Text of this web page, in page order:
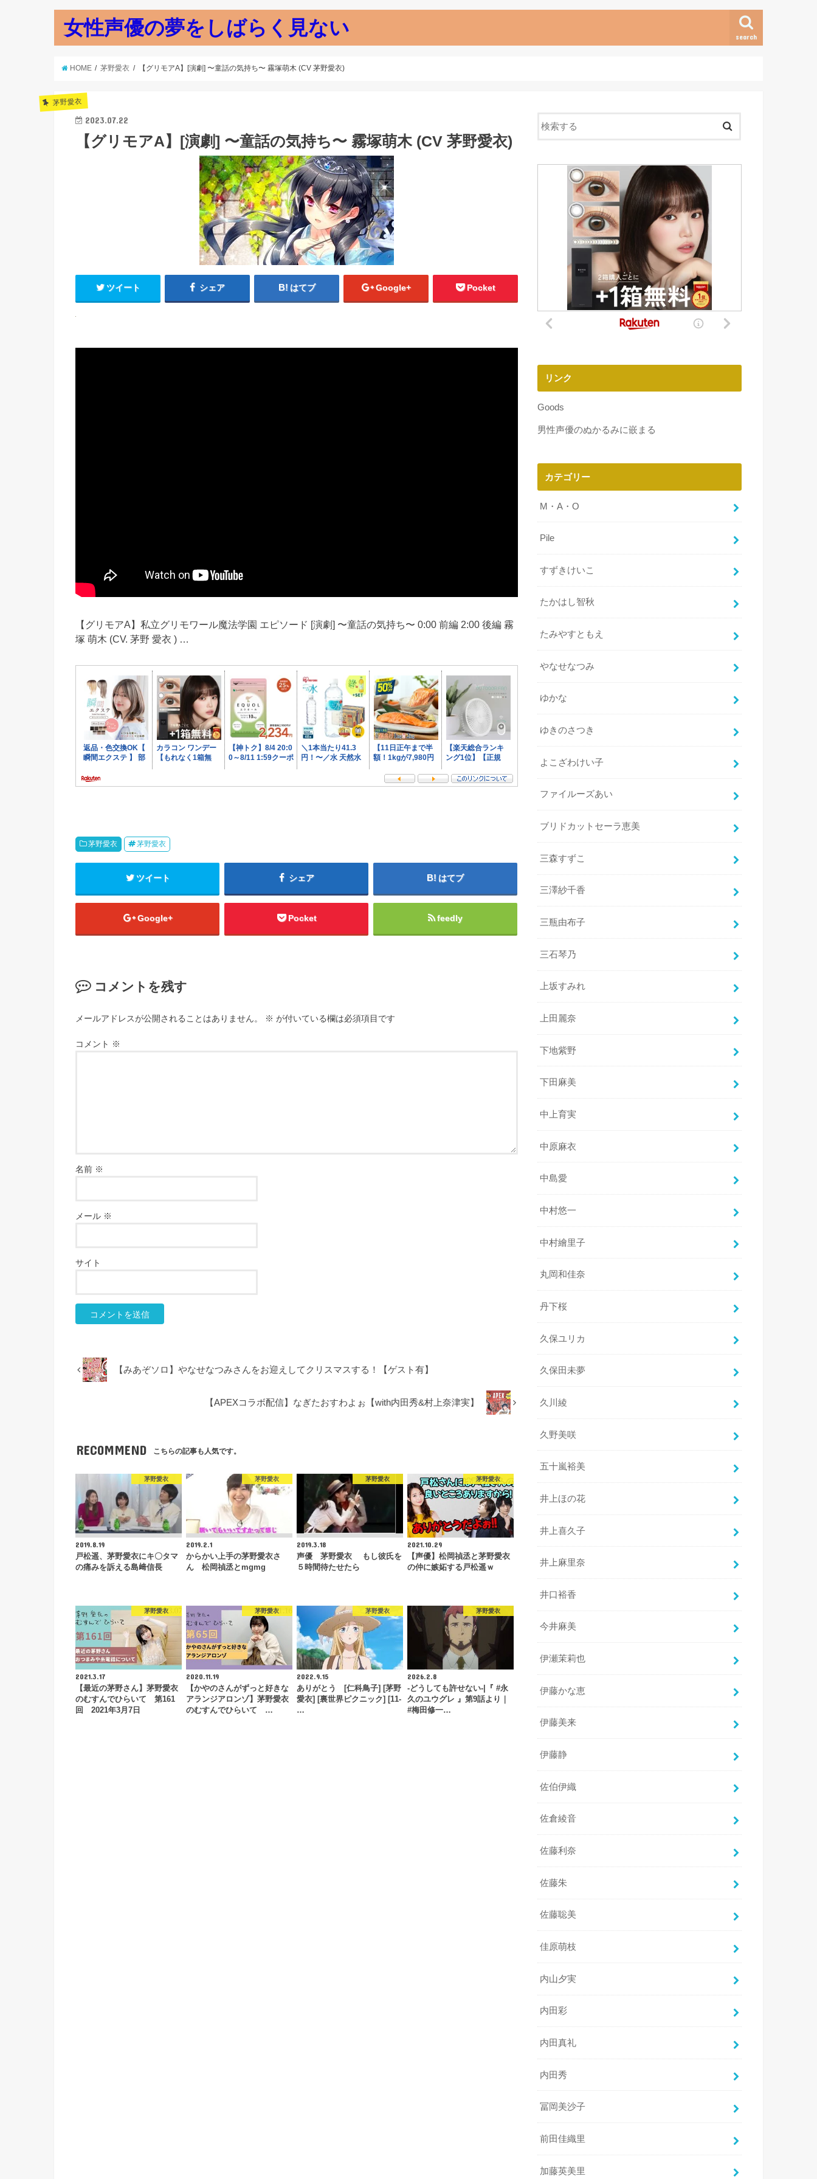
女性声優の夢をしばらく見ない search
HOME 茅野愛衣 【グリモアA】[演劇] 〜童話の気持ち〜 霧塚萌木 (CV 茅野愛衣)
茅野愛衣
2023.07.22
【グリモアA】[演劇] 〜童話の気持ち〜 霧塚萌木 (CV 茅野愛衣)
ツイート シェア はてブ Google+ Pocket
【グリモアA】私立グリモワール魔法学園 エピソード [演劇] 〜童話の気持ち〜 0:00 前編 2:00 後編 霧
塚 萌木 (CV. 茅野 愛衣 ) …
茅野愛衣 茅野愛衣
ツイート シェア はてブ
Google+ Pocket feedly
コメントを残す
メールアドレスが公開されることはありません。 ※ が付いている欄は必須項目です
コメント ※
名前 ※
メール ※
サイト
【みあぞソロ】やなせなつみさんをお迎えしてクリスマスする！【ゲスト有】
【APEXコラボ配信】なぎたおすわよぉ【with内田秀&村上奈津実】
RECOMMEND こちらの記事も人気です。
茅野愛衣
2019.8.19
戸松遥、茅野愛衣にキ〇タマ
の痛みを訴える島﨑信長
茅野愛衣
2019.2.1
からかい上手の茅野愛衣さ
ん 松岡禎丞とmgmg
茅野愛衣
2019.3.18
声優 茅野愛衣 もし彼氏を
５時間待たせたら
茅野愛衣
2021.10.29
【声優】松岡禎丞と茅野愛衣
の仲に嫉妬する戸松遥ｗ
茅野愛衣
2021.3.17
【最近の茅野さん】茅野愛衣
のむすんでひらいて 第161
回 2021年3月7日
茅野愛衣
2020.11.19
【かやのさんがずっと好きな
アランジアロンゾ】茅野愛衣
のむすんでひらいて …
茅野愛衣
2022.9.15
ありがとう [仁科鳥子] [茅野
愛衣] [裏世界ピクニック] [11-
…
茅野愛衣
2026.2.8
-どうしても許せない-|『 #永
久のユウグレ 』第9話より｜
#梅田修一…
リンク
Goods
男性声優のぬかるみに嵌まる
カテゴリー
M・A・O
Pile
すずきけいこ
たかはし智秋
たみやすともえ
やなせなつみ
ゆかな
ゆきのさつき
よこざわけい子
ファイルーズあい
ブリドカットセーラ恵美
三森すずこ
三澤紗千香
三瓶由布子
三石琴乃
上坂すみれ
上田麗奈
下地紫野
下田麻美
中上育実
中原麻衣
中島愛
中村悠一
中村繪里子
丸岡和佳奈
丹下桜
久保ユリカ
久保田未夢
久川綾
久野美咲
五十嵐裕美
井上ほの花
井上喜久子
井上麻里奈
井口裕香
今井麻美
伊瀬茉莉也
伊藤かな恵
伊藤美来
伊藤静
佐伯伊織
佐倉綾音
佐藤利奈
佐藤朱
佐藤聡美
佳原萌枝
内山夕実
内田彩
内田真礼
内田秀
冨岡美沙子
前田佳織里
加藤英美里